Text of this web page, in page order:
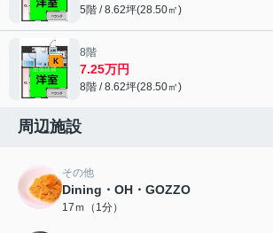
5階 / 8.62坪(28.50㎡)
8階
7.25万円
8階 / 8.62坪(28.50㎡)
周辺施設
その他
Dining・OH・GOZZO
17ｍ（1分）